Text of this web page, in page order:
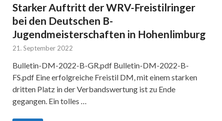
Starker Auftritt der WRV-Freistilringer
bei den Deutschen B-
Jugendmeisterschaften in Hohenlimburg
21. September 2022
Bulletin-DM-2022-B-GR.pdf Bulletin-DM-2022-B-
FS.pdf Eine erfolgreiche Freistil DM, mit einem starken
dritten Platz in der Verbandswertung ist zu Ende
gegangen. Ein tolles …